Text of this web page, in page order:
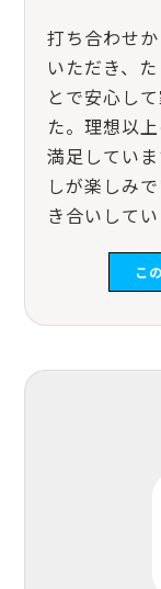
打ち合わせ
いただき、
とで安心し
た。理想以
満足してい
しが楽しみ
き合いしてい
こ